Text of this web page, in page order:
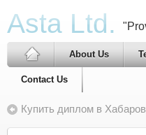
Asta Ltd.
About Us
Contact Us
Купить диплом в